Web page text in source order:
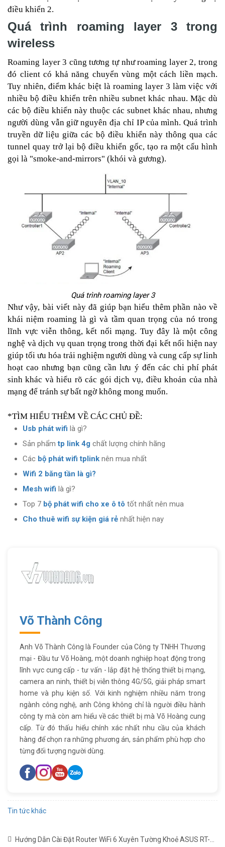
điều khiển 2.
Quá trình roaming layer 3 trong
wireless
Roaming layer 3 cũng tương tự như roaming layer 2, trong
đó client có khả năng chuyển vùng một cách liền mạch.
Tuy nhiên, điểm khác biệt là roaming layer 3 làm việc với
nhiều bộ điều khiển trên nhiều subnet khác nhau. Mặc dù
các bộ điều khiển này thuộc các subnet khác nhau, nhưng
người dùng vẫn giữ nguyên địa chỉ IP của mình. Quá trình
truyền dữ liệu giữa các bộ điều khiển này thông qua các
tunnel quay trở lại bộ điều khiển gốc, tạo ra một cấu hình
gọi là "smoke-and-mirrors" (khói và gương).
Quá trình roaming layer 3
Như vậy, bài viết này đã giúp bạn hiểu thêm phần nào về
khái niệm roaming là gì và tầm quan trọng của nó trong
lĩnh vực viễn thông, kết nối mạng. Tuy đây là một công
nghệ và dịch vụ quan trọng trong thời đại kết nối hiện nay
giúp tối ưu hóa trải nghiệm người dùng và cung cấp sự linh
hoạt cao nhưng bạn cũng cần lưu ý đến các chi phí phát
sinh khác và hiểu rõ các gói dịch vụ, điều khoản của nhà
mạng để tránh sự bất ngờ không mong muốn.
*TÌM HIỂU THÊM VỀ CÁC CHỦ ĐỀ:
Usb phát wifi là gì?
Sản phẩmtp link 4g chất lượng chính hãng
Các bộ phát wifi tplink nên mua nhất
Wifi 2 băng tần là gì?
Mesh wifi là gì?
Top 7 bộ phát wifi cho xe ô tô tốt nhất nên mua
Cho thuê wifi sự kiện giá rẻ nhất hiện nay
Võ Thành Công
Anh Võ Thành Công là Founder của Công ty TNHH Thương
mại - Đầu tư Võ Hoàng, một doanh nghiệp hoạt động trong
lĩnh vực cung cấp - tư vấn - lắp đặt hệ thống thiết bị mạng,
camera an ninh, thiết bị viễn thông 4G/5G, giải pháp smart
home và phụ kiện số. Với kinh nghiệm nhiều năm trong
ngành công nghệ, anh Công không chỉ là người điều hành
công ty mà còn am hiểu về các thiết bị mà Võ Hoàng cung
cấp. Từ đó thấu hiểu chính xác nhất nhu cầu của khách
hàng để chọn ra những phương án, sản phẩm phù hợp cho
từng đối tượng người dùng.
Tin tức khác
Hướng Dẫn Cài Đặt Router WiFi 6 Xuyên Tường Khoẻ ASUS RT-